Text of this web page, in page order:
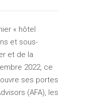
« hôtel
et sous-
et de la
2022, ce
ses portes
(AFA), les